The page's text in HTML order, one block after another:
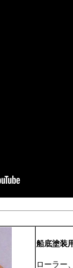
船底塗装
ローラー